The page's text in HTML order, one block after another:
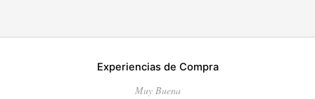
Experiencias de Compra
Muy Buena